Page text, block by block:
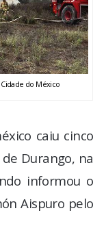
do México
caiu cinco
Durango, na
informou o
Aispuro pelo